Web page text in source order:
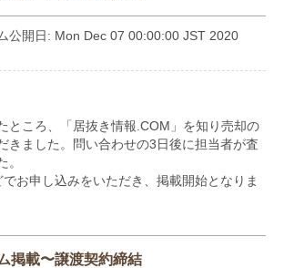
公開日: Mon Dec 07 00:00:00 JST 2020
ところ、「居抜き情報.COM」を知り売却の
きました。問い合わせの3日後に担当者が査
。
お申し込みをいただき、掲載開始となりま
掲載〜譲渡契約締結